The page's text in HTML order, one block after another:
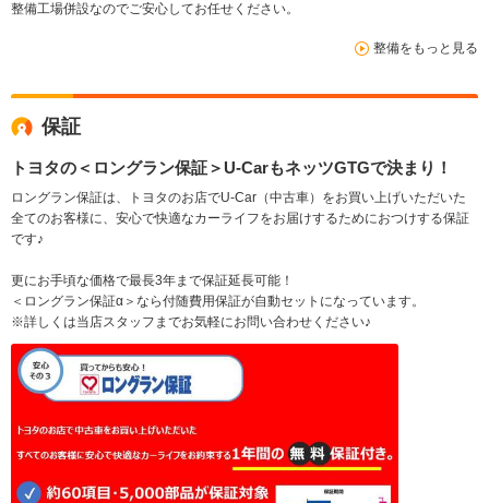
整備工場併設なのでご安心してお任せください。
整備をもっと見る
保証
トヨタの＜ロングラン保証＞U-CarもネッツGTGで決まり！
ロングラン保証は、トヨタのお店でU-Car（中古車）をお買い上げいただいた
全てのお客様に、安心で快適なカーライフをお届けするためにおつけする保証
です♪
更にお手頃な価格で最長3年まで保証延長可能！
＜ロングラン保証α＞なら付随費用保証が自動セットになっています。
※詳しくは当店スタッフまでお気軽にお問い合わせください♪